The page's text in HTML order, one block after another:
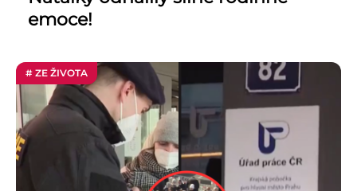
emoce!
# ZE ŽIVOTA